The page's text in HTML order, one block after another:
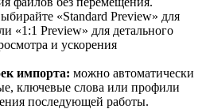
«Standard Preview» для
«1:1 Preview» для детального
и ускорения
импорта: можно автоматически
ключевые слова или профили
последующей работы.